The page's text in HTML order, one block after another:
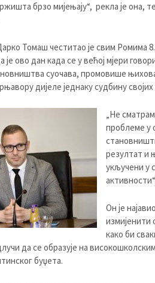
брзо мијењају“, рекла је она,
Томаш честитао је свим Ромима
ово дан када се у већој мјери
суочава, промовише
дијеле једнаку судбину својих
„Не
проблеме у
резултат и
укључени у
Он је
измијенити
како би
да се образује на
буџета.